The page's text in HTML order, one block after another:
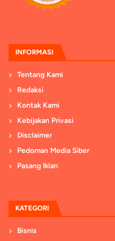
INFORMASI
Tentang Kami
Redaksi
Kontak Kami
Kebijakan Privasi
Disclaimer
Pedoman Media Siber
Pasang Iklan
KATEGORI
Bisnis